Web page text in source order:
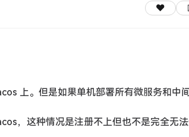
上。但是如果单机部署所有微服务和中
，这种情况是注册不上但也不是完全无